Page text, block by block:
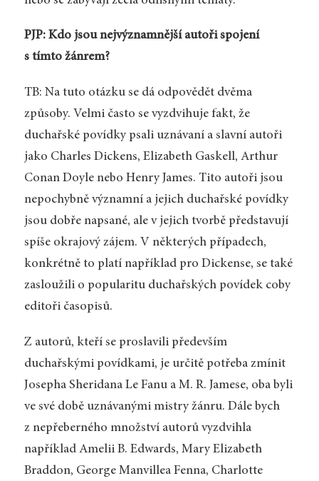
PJP: Kdo jsou nejvýznamnější autoři spojení
s tímto žánrem?
TB: Na tuto otázku se dá odpovědět dvěma
způsoby. Velmi často se vyzdvihuje fakt, že
duchařské povídky psali uznávaní a slavní autoři
jako Charles Dickens, Elizabeth Gaskell, Arthur
Conan Doyle nebo Henry James. Tito autoři jsou
nepochybně významní a jejich duchařské povídky
jsou dobře napsané, ale v jejich tvorbě představují
spíše okrajový zájem. V některých případech,
konkrétně to platí například pro Dickense, se také
zasloužili o popularitu duchařských povídek coby
editoři časopisů.
Z autorů, kteří se proslavili především
duchařskými povídkami, je určitě potřeba zmínit
Josepha Sheridana Le Fanu a M. R. Jamese, oba byli
ve své době uznávanými mistry žánru. Dále bych
z nepřeberného množství autorů vyzdvihla
například Amelii B. Edwards, Mary Elizabeth
Braddon, George Manvillea Fenna, Charlotte